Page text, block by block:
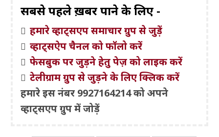
सबसे पहले ख़बरें पाने के लिए -
हमारे व्हाट्सएप समाचार ग्रुप से जुड़ें
व्हाट्सऐप चैनल को फॉलो करें
फेसबुक पर जुड़ने हेतु पेज़ को लाइक करें
टेलीग्राम ग्रुप से जुड़ने के लिए क्लिक करें
हमारे इस नंबर 9927164214 को अपने
व्हाट्सएप ग्रुप में जोड़ें